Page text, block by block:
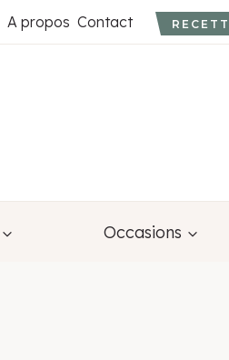
A propos Contact
Occasions